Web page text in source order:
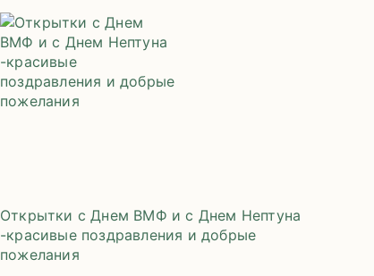
Открытки с Днем ВМФ и с Днем Нептуна
-красивые поздравления и добрые
пожелания